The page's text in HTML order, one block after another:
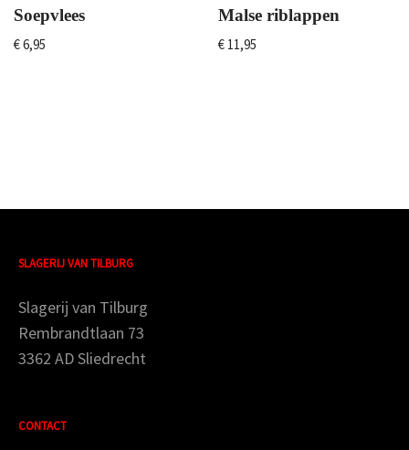
Soepvlees
€6,95
Malse riblappen
€ 11,95
SLAGERIJ VAN TILBURG
Slagerij van Tilburg
Rembrandtlaan 73
3362 AD Sliedrecht
CONTACT